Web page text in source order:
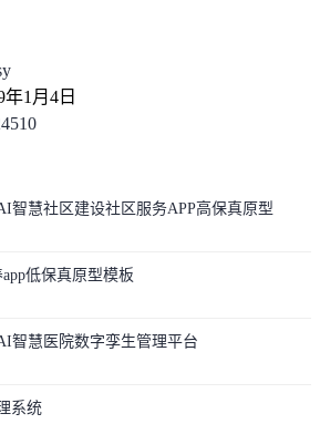
年1月4日
智慧社区建设社区服务APP高保真原型
低保真原型模板
智慧医院数字孪生管理平台
系统